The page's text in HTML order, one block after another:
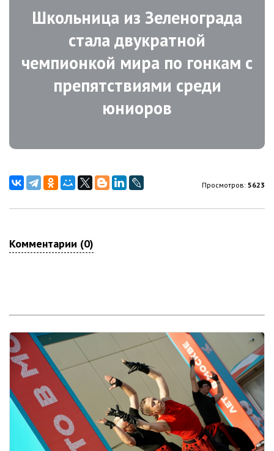
Школьница из Зеленограда
стала двукратной
чемпионкой мира по гонкам с
препятствиями среди
юниоров
Просмотров: 5623
Комментарии (0)